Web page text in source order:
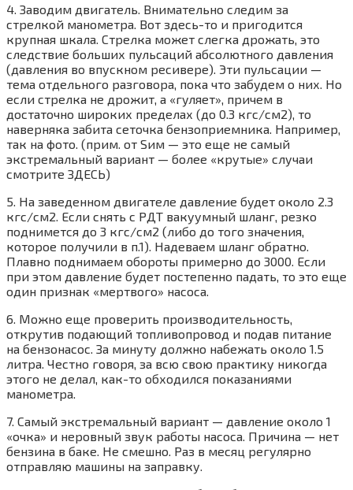
4. Заводим двигатель. Внимательно следим за
стрелкой манометра. Вот здесь-то и пригодится
крупная шкала. Стрелка может слегка дрожать, это
следствие больших пульсаций абсолютного давления
(давления во впускном ресивере). Эти пульсации —
тема отдельного разговора, пока что забудем о них. Но
если стрелка не дрожит, а «гуляет», причем в
достаточно широких пределах (до 0.3 кгс/см2), то
наверняка забита сеточка бензоприемника. Например,
так на фото. (прим. от Sим — это еще не самый
экстремальный вариант — более «крутые» случаи
смотрите ЗДЕСЬ)
5. На заведенном двигателе давление будет около 2.3
кгс/см2. Если снять с РДТ вакуумный шланг, резко
поднимется до 3 кгс/см2 (либо до того значения,
которое получили в п.1). Надеваем шланг обратно.
Плавно поднимаем обороты примерно до 3000. Если
при этом давление будет постепенно падать, то это еще
один признак «мертвого» насоса.
6. Можно еще проверить производительность,
открутив подающий топливопровод и подав питание
на бензонасос. За минуту должно набежать около 1.5
литра. Честно говоря, за всю свою практику никогда
этого не делал, как-то обходился показаниями
манометра.
7. Самый экстремальный вариант — давление около 1
«очка» и неровный звук работы насоса. Причина — нет
бензина в баке. Не смешно. Раз в месяц регулярно
отправляю машины на заправку.